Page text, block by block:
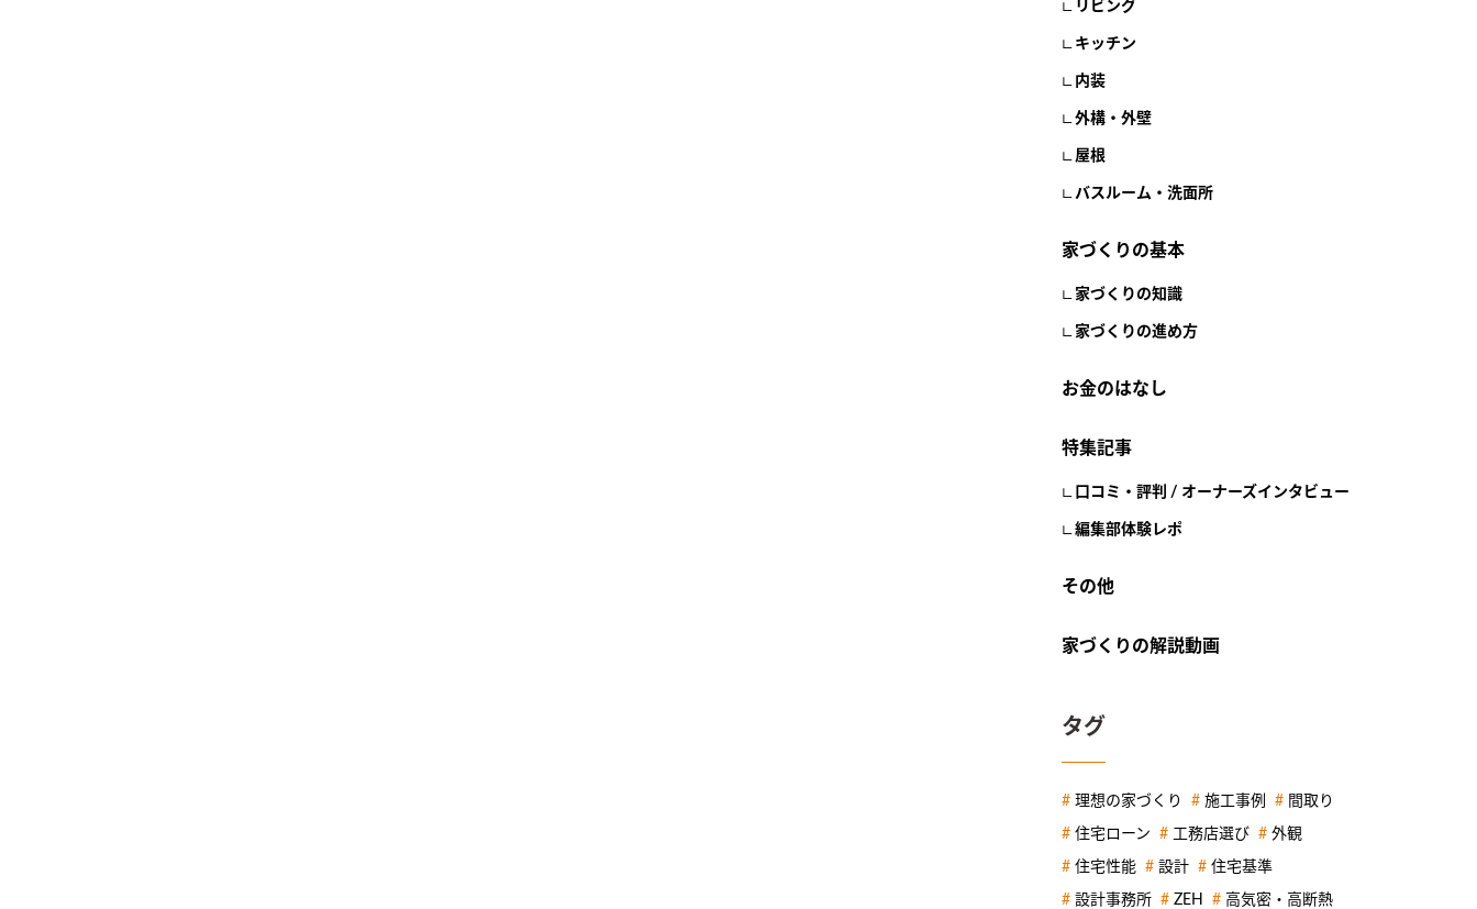
リビング
キッチン
内装
外構・外壁
屋根
バスルーム・洗面所
家づくりの基本
家づくりの知識
家づくりの進め方
お金のはなし
特集記事
口コミ・評判 / オーナーズインタビュー
編集部体験レポ
その他
家づくりの解説動画
タグ
理想の家づくり 施工事例 間取り
住宅ローン 工務店選び 外観
住宅性能 設計 住宅基準
設計事務所 ZEH 高気密・高断熱